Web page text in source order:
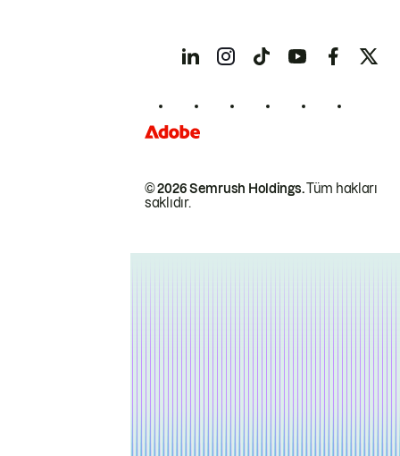
© 2026 Semrush Holdings.Tüm hakları
saklıdır.